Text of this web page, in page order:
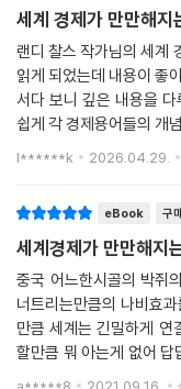
세계 경제가 만만해지
랜디 찰스 작가님의 세계
읽게 되었는데 내용이 좋
서다 보니 깊은 내용을
쉽게 각 경제용어들의 개
유에 대해서 어느정도 설
l******k 2026.04.29.
eBook 구
세계경제가 만만해지
중국 어느한시골의 박쥐
너트리는만큼의 나비효
만큼 세계는 긴밀하게 연
할만큼 뭐 아는게 없어 답
기에 딱 좋은책이다. 어